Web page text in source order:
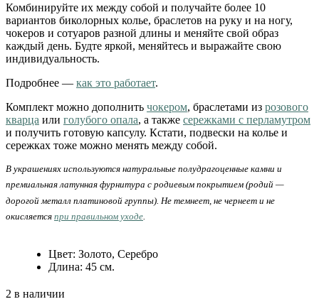
Комбинируйте их между собой и получайте более 10
вариантов биколорных колье, браслетов на руку и на ногу,
чокеров и сотуаров разной длины и меняйте свой образ
каждый день. Будте яркой, меняйтесь и выражайте свою
индивидуальность.
Подробнее — как это работает.
Комплект можно дополнить чокером, браслетами из розового
кварца или голубого опала, а также сережками с перламутром
и получить готовую капсулу. Кстати, подвески на колье и
сережках тоже можно менять между собой.
В украшениях используются натуральные полудрагоценные камни и
премиальная латунная фурнитура с родиевым покрытием (родий —
дорогой металл платиновой группы). Не темнеет, не чернеет и не
окисляется при правильном уходе
Цвет: Золото, Серебро
Длина: 45 см.
2 в наличии